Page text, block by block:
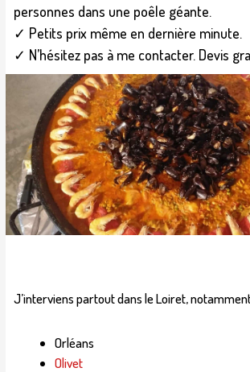
personnes dans une poêle géante.
✓ Petits prix même en dernière minute.
✓ N’hésitez pas à me contacter. Devis
J’interviens partout dans le Loiret,
Orléans
Olivet